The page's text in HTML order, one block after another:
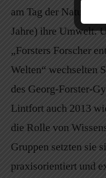
am Tag der
Jahre) ihre Umwelt.
„Forsters Forscher
Welten“ wechselten
des Georg-Forster-
Lintfort auch 2013
die Rolle von
Gruppen setzten sie
praxisorientiert und